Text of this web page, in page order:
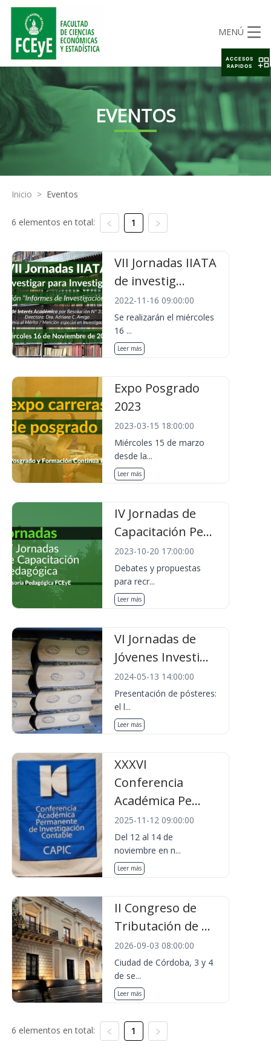
MENÚ
EVENTOS
Inicio > Eventos
6 elementos en total: 1
VII Jornadas IIATA
de investig...
2022-11-16 09:00:00
Se realizarán el miércoles
16 ...
Leer más
Expo Posgrado
2023
2023-03-15 18:00:00
Miércoles 15 de marzo
desde la...
Leer más
IV Jornadas de
Capacitación Pe...
2023-10-20 17:00:00
Debates y propuestas
para recr...
Leer más
VI Jornadas de
Jóvenes Investi...
2024-05-13 14:00:00
Presentación de pósteres:
el l...
Leer más
XXXVI
Conferencia
Académica Pe...
2025-11-12 09:00:00
Del 12 al 14 de
noviembre en n...
Leer más
II Congreso de
Tributación de ...
2026-09-03 08:00:00
Ciudad de Córdoba, 3 y 4
de se...
Leer más
6 elementos en total: 1
ACCESOS
RAPIDOS